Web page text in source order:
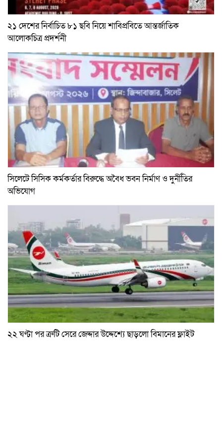
২১ দেশের নির্বাচিত ৮১ ছবি নিয়ে শাবিপ্রবিতে আন্তর্জাতিক
আলোকচিত্র প্রদর্শনী
সিলেটে সিসিক কর্মকর্তার বিরুদ্ধে অবৈধ ভবন নির্মাণ ও দুর্নীতির
অভিযোগ
২২ ঘণ্টা পর ত্রুটি সেরে জেদ্দার উদ্দেশ্যে ছাড়লো বিমানের ফ্লাইট